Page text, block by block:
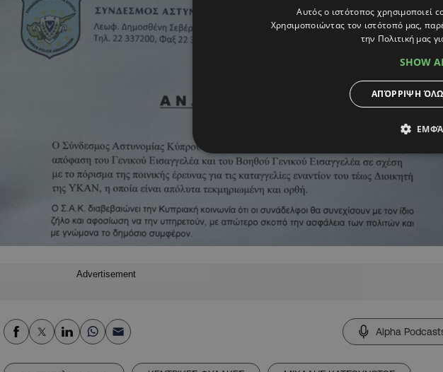
Advertisement
Alpha
Αυτός ο ιστότοπος χρησιμοποιεί
Χρησιμοποιώντας τον ιστότοπό μας,
την Πολιτική μας
SHOW
ΑΠΌΡΡΙΨΗ